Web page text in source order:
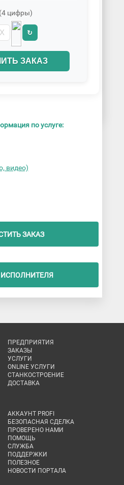
цифры)
↻
ЗАКАЗ
по услуге:
видео)
ЗАКАЗ
ИСПОЛНИТЕЛЯ
ПРЕДПРИЯТИЯ
ЗАКАЗЫ
УСЛУГИ
ONLINE УСЛУГИ
СТАНКОСТРОЕНИЕ
ДОСТАВКА
АККАУНТ PROFI
БЕЗОПАСНАЯ СДЕЛКА
ПРОВЕРЕНО НАМИ
ПОМОЩЬ
СЛУЖБА
ПОДДЕРЖКИ
ПОЛЕЗНОЕ
НОВОСТИ ПОРТАЛА